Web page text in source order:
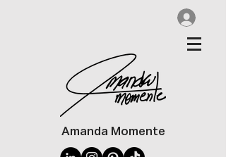
Amanda Momente